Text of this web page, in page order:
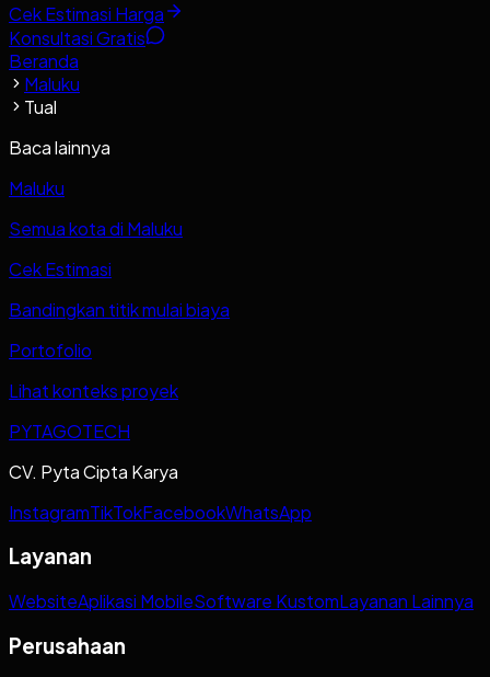
Cek Estimasi Harga
Konsultasi Gratis
Beranda
Maluku
Tual
Baca lainnya
Maluku
Semua kota di Maluku
Cek Estimasi
Bandingkan titik mulai biaya
Portofolio
Lihat konteks proyek
PYTAGOTECH
CV. Pyta Cipta Karya
InstagramTikTokFacebookWhatsApp
Layanan
WebsiteAplikasi MobileSoftware KustomLayanan Lainnya
Perusahaan